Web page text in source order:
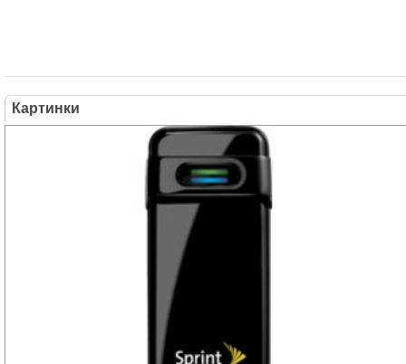
Картинки